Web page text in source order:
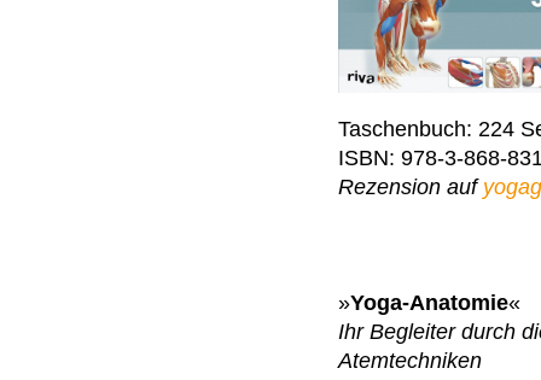
Taschenbuch: 224
ISBN: 978-3-868-
Rezension auf
»Yoga-Anatomie«
Ihr Begleiter durch
Atemtechniken